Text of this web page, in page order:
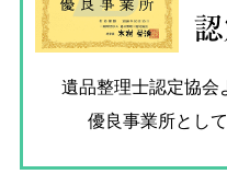
認
遺品整理士認定協会
優良事業所とし